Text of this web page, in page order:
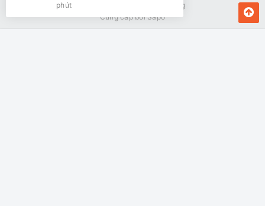
Bản quyền thuộc về Kiến Vàng
Cung cấp bởiSapo
phút